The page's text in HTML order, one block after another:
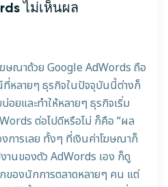
ไม่เห็นผล
ฆษณาด้วย Google AdWords ถือ
ที่หลายๆ ธุรกิจในปัจจุบันนี้ต่างก็
ยและทำให้หลายๆ ธุรกิจเริ่ม
ต่อไปดีหรือไม่ ก็คือ “ผล
การเลย ทั้งๆ ที่เงินค่าโฆษณาก็
านของตัว AdWords เอง ก็ดู
ของนักการตลาดหลายๆ คน แต่